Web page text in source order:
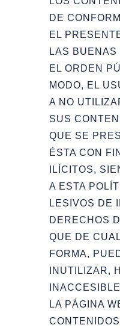
DE
EL
LAS
EL ORDEN
MODO, EL
A NO
SUS
QUE SE
ÉSTA CON
ILÍCITOS,
A ESTA
LESIVOS DE
DERECHOS
QUE DE
FORMA,
INUTILIZAR,
LA PÁGINA